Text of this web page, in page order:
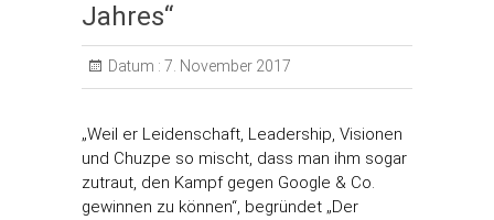
Jahres“
Datum : 7. November 2017
„Weil er Leidenschaft, Leadership, Visionen
und Chuzpe so mischt, dass man ihm sogar
zutraut, den Kampf gegen Google & Co.
gewinnen zu können“, begründet „Der